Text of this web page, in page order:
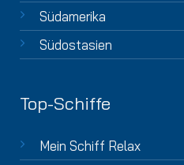
Südamerika
Südostasien
Top-Schiffe
Mein Schiff Relax